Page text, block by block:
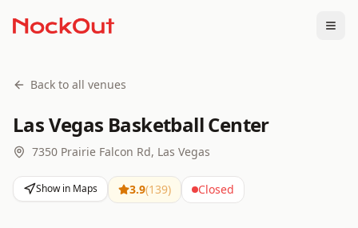
Back to all venues
Las Vegas Basketball Center
7350 Prairie Falcon Rd, Las Vegas
Show in Maps 3.9(139) Closed